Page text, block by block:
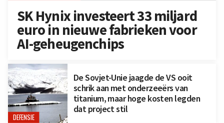
SK Hynix investeert 33 miljard
euro in nieuwe fabrieken voor
AI-geheugenchips
DEFENSIE
De Sovjet-Unie jaagde de VS ooit
schrik aan met onderzeeërs van
titanium, maar hoge kosten legden
dat project stil